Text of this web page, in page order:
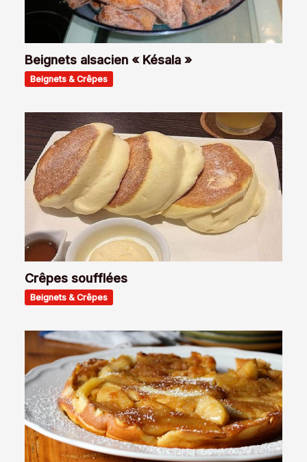
Beignets alsacien « Késala »
Beignets & Crêpes
Crêpes soufflées
Beignets & Crêpes